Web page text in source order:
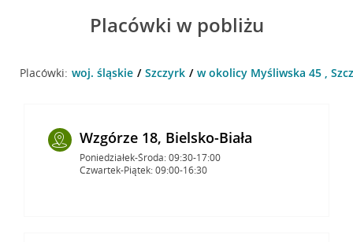
Placówki w pobliżu
Placówki: woj. śląskie Szczyrk w okolicy Myśliwska 45 ,
Wzgórze 18, Bielsko-Biała
Poniedziałek-Środa: 09:30-17:00
Czwartek-Piątek: 09:00-16:30